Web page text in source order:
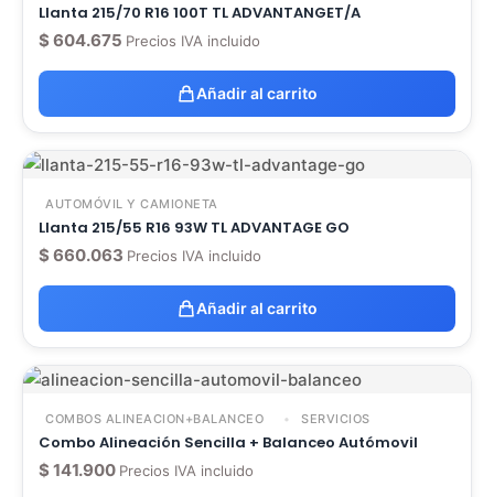
Llanta 215/70 R16 100T TL ADVANTANGET/A
$ 604.675 Precios IVA incluido
Añadir al carrito
AUTOMÓVIL Y CAMIONETA
Llanta 215/55 R16 93W TL ADVANTAGE GO
$ 660.063 Precios IVA incluido
Añadir al carrito
COMBOS ALINEACION+BALANCEO SERVICIOS
Combo Alineación Sencilla + Balanceo Autómovil
$ 141.900 Precios IVA incluido